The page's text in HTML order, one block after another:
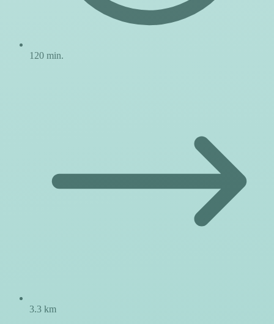
120 min.
3.3 km